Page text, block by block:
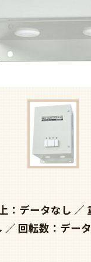
：データなし
回転数：デー